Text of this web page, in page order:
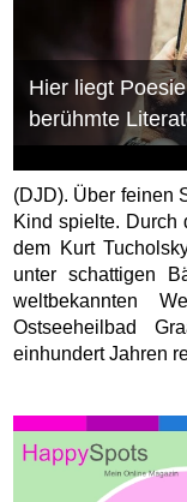
Hier liegt
berühmte
(DJD). Über feinen
Kind spielte. Durch
dem Kurt
unter schattigen
weltbekannten
Ostseeheilbad
einhundert Jahren